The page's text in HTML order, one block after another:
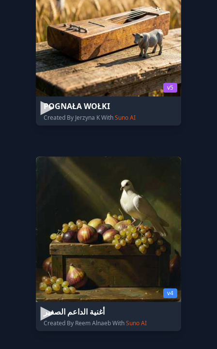
v5
POGNAŁA WOŁKI
Created By Jerzyna K WithSuno AI
v4
أغنية الداعم الصغير
Created By Reem Alnaeb WithSuno AI